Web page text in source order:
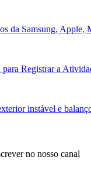
da Samsung,
Registrar a
instável e
no nosso canal